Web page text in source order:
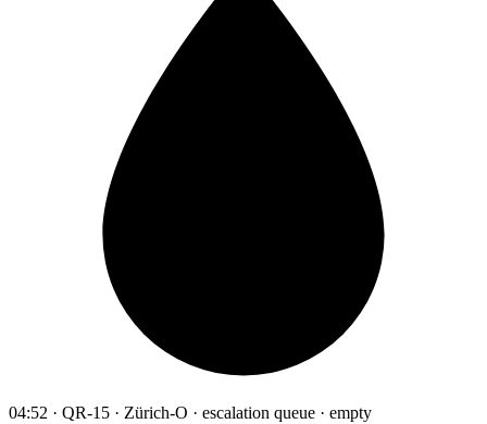
04:52 · QR-15 · Zürich-O · escalation queue · empty